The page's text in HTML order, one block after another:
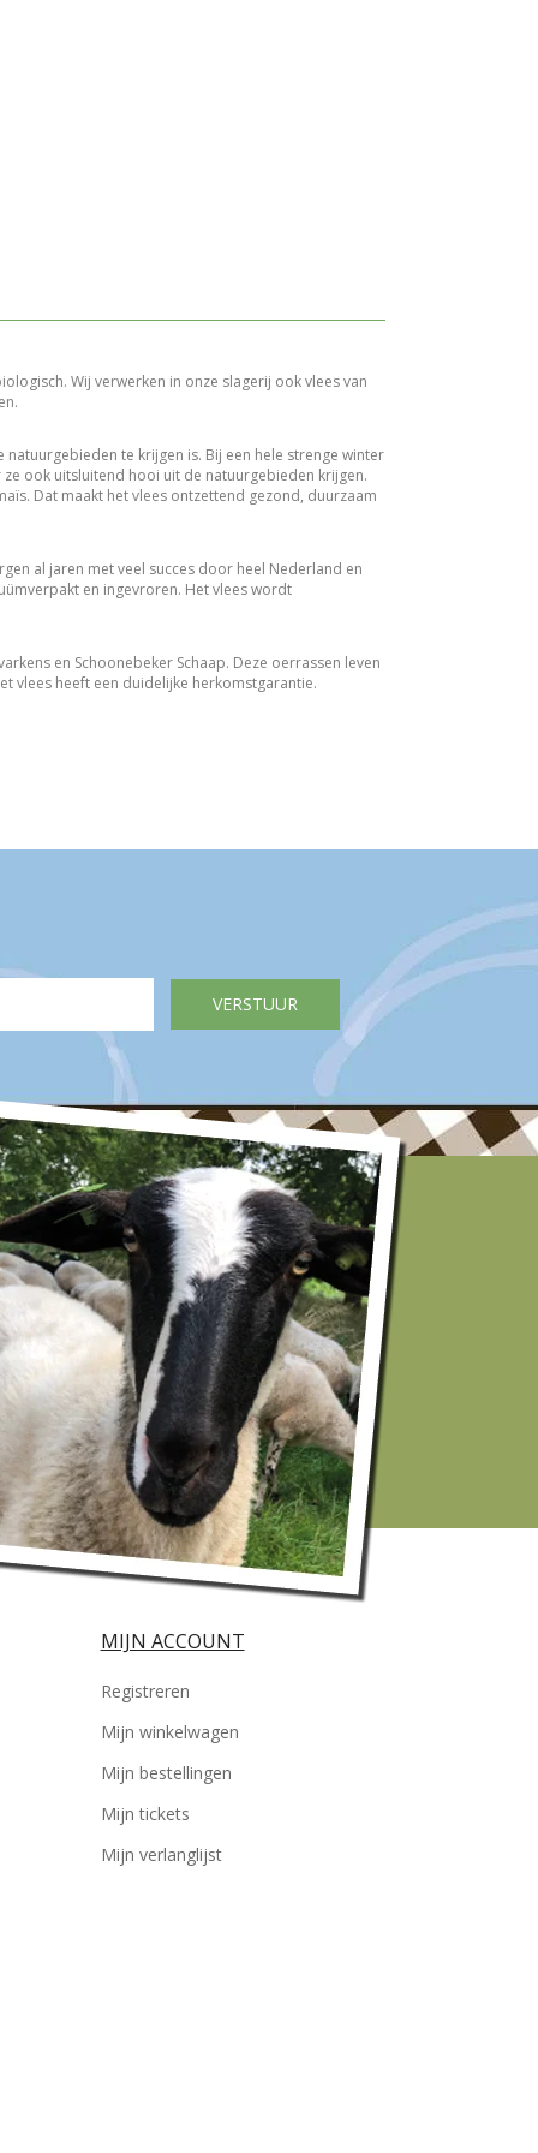
Wij verwerken in onze slagerij ook vlees van
te krijgen is. Bij een hele strenge winter
ook uitsluitend hooi uit de natuurgebieden krijgen.
Dat maakt het vlees ontzettend gezond, duurzaam
al jaren met veel succes door heel Nederland en
en ingevroren. Het vlees wordt
en Schoonebeker Schaap. Deze oerrassen leven
vlees heeft een duidelijke herkomstgarantie.
MIJN ACCOUNT
Registreren
Mijn winkelwagen
Mijn bestellingen
Mijn tickets
Mijn verlanglijst